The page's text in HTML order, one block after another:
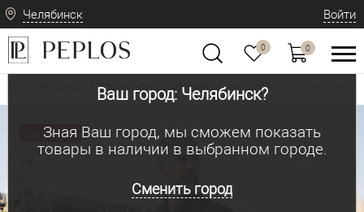
Челябинск
Ваш город: Челябинск?
Зная Ваш город, мы сможем показать
товары в наличии в выбранном городе.
Сменить город
Войти
0 0
Мужская одежда: классическая и современная Классические мужские
Распродажа